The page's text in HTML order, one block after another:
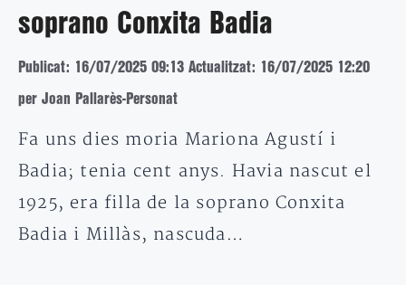
soprano Conxita Badia
Publicat: 16/07/2025 09:13 Actualitzat: 16/07/2025 12:20
per Joan Pallarès-Personat
Fa uns dies moria Mariona Agustí i
Badia; tenia cent anys. Havia nascut el
1925, era filla de la soprano Conxita
Badia i Millàs, nascuda…